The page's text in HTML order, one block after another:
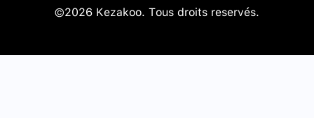
©2026 Kezakoo. Tous droits reservés.